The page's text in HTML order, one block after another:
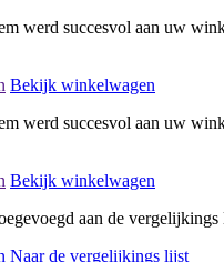
werd succesvol aan uw
Bekijk winkelwagen
werd succesvol aan uw
Bekijk winkelwagen
aan de vergelijkings
Naar de vergelijkings lijst